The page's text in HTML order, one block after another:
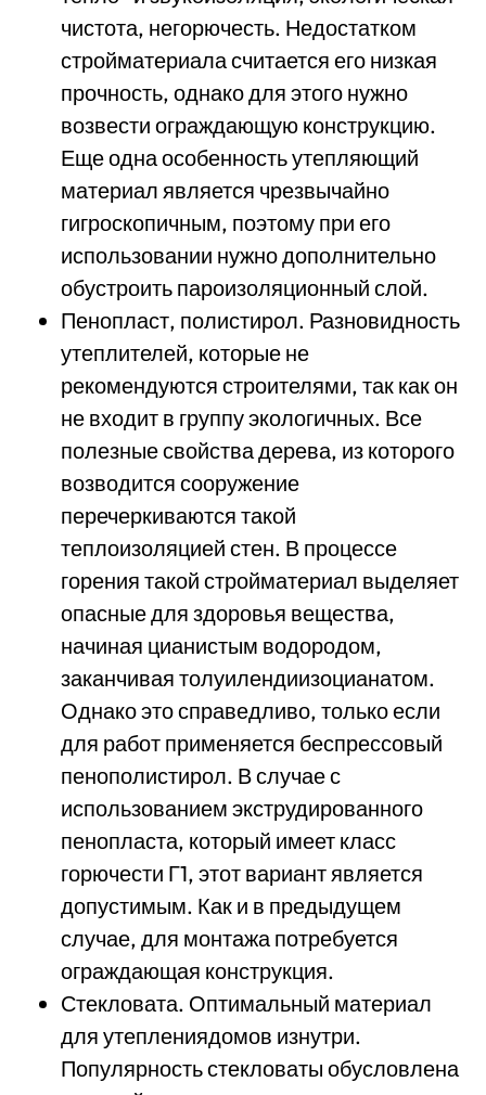
чистота, негорючесть. Недостатком
стройматериала считается его низкая
прочность, однако для этого нужно
возвести ограждающую конструкцию.
Еще одна особенность утепляющий
материал является чрезвычайно
гигроскопичным, поэтому при его
использовании нужно дополнительно
обустроить пароизоляционный слой.
Пенопласт, полистирол. Разновидность
утеплителей, которые не
рекомендуются строителями, так как он
не входит в группу экологичных. Все
полезные свойства дерева, из которого
возводится сооружение
перечеркиваются такой
теплоизоляцией стен. В процессе
горения такой стройматериал выделяет
опасные для здоровья вещества,
начиная цианистым водородом,
заканчивая толуилендиизоцианатом.
Однако это справедливо, только если
для работ применяется беспрессовый
пенополистирол. В случае с
использованием экструдированного
пенопласта, который имеет класс
горючести Г1, этот вариант является
допустимым. Как и в предыдущем
случае, для монтажа потребуется
ограждающая конструкция.
Стекловата. Оптимальный материал
для утеплениядомов изнутри.
Популярность стекловаты обусловлена